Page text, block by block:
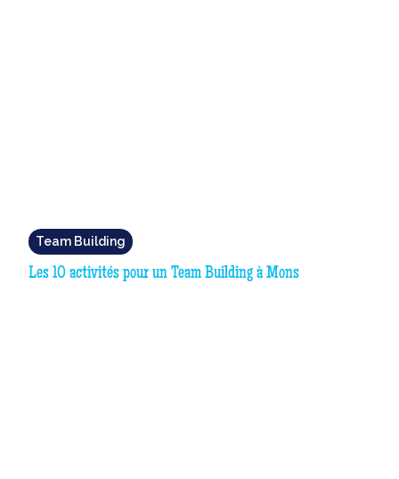
Team Building
Les 10 activités pour un Team Building à Mons